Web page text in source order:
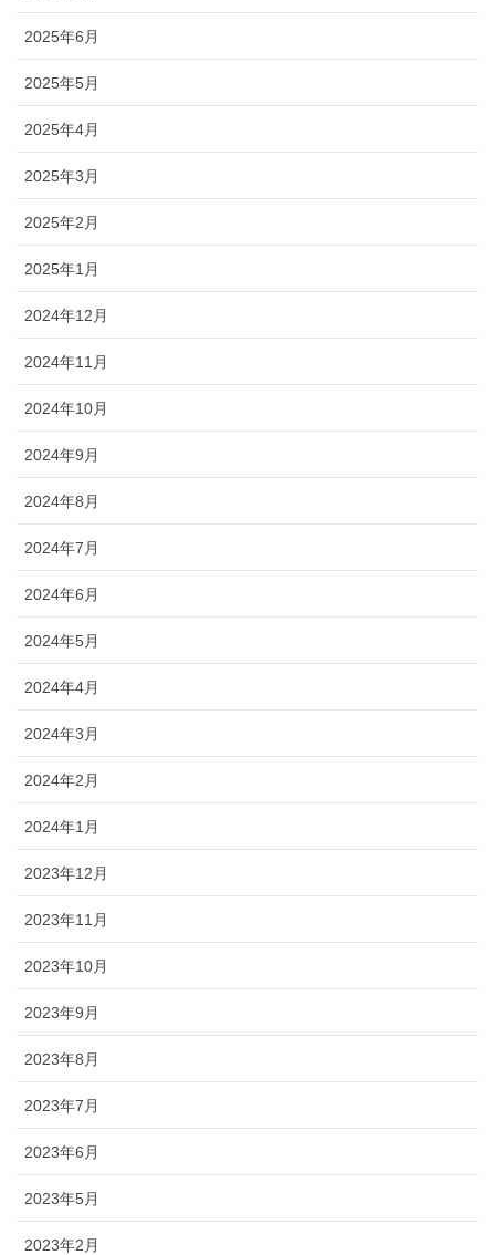
2025年6月
2025年5月
2025年4月
2025年3月
2025年2月
2025年1月
2024年12月
2024年11月
2024年10月
2024年9月
2024年8月
2024年7月
2024年6月
2024年5月
2024年4月
2024年3月
2024年2月
2024年1月
2023年12月
2023年11月
2023年10月
2023年9月
2023年8月
2023年7月
2023年6月
2023年5月
2023年2月